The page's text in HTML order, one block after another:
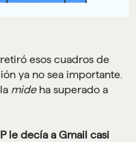
esos cuadros de
ya no sea importante.
mideha superado a
le decía a Gmail casi